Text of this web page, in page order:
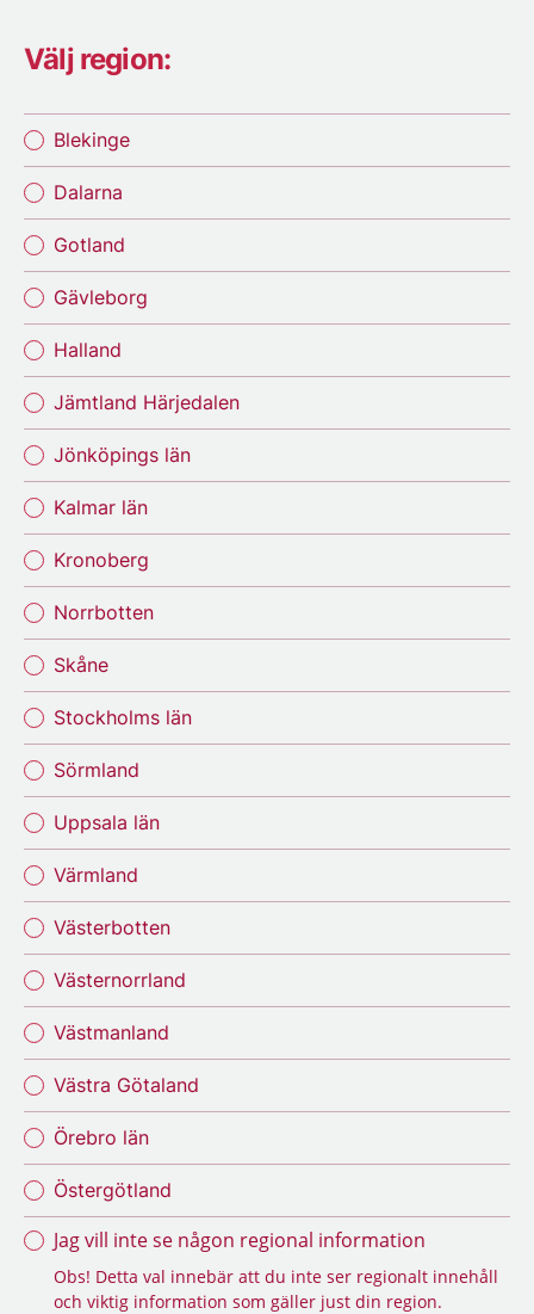
Välj region:
Blekinge
Dalarna
Gotland
Gävleborg
Halland
Jämtland Härjedalen
Jönköpings län
Kalmar län
Kronoberg
Norrbotten
Skåne
Stockholms län
Sörmland
Uppsala län
Värmland
Västerbotten
Västernorrland
Västmanland
Västra Götaland
Örebro län
Östergötland
Jag vill inte se någon regional information
Obs! Detta val innebär att du inte ser regionalt innehåll
och viktig information som gäller just din region.